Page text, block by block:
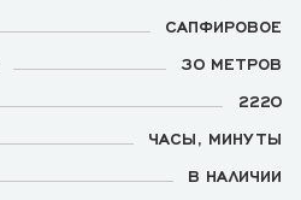
САПФИРОВОЕ
30 МЕТРОВ
2220
ЧАСЫ, МИНУТЫ
В НАЛИЧИИ